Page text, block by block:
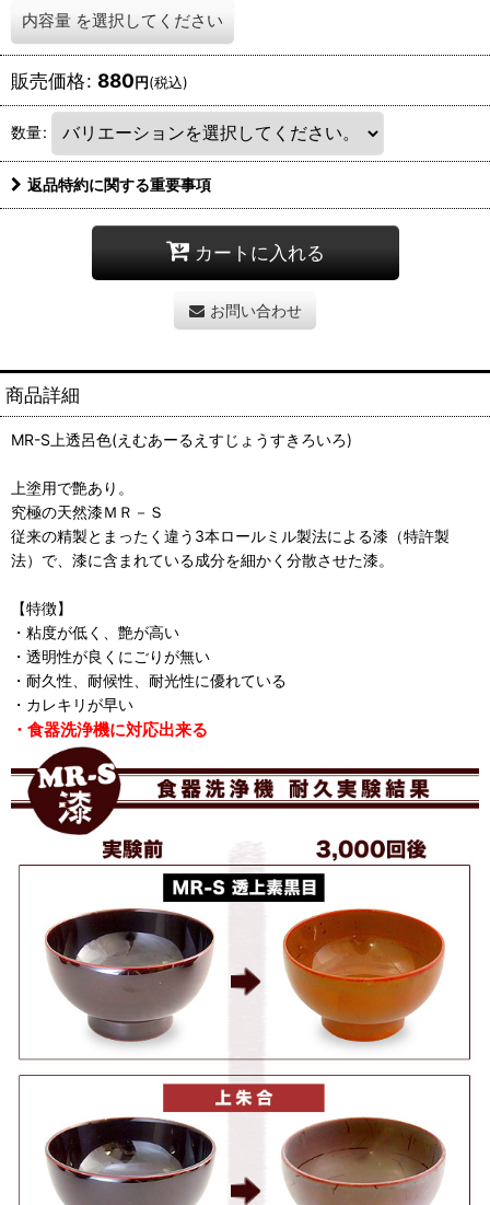
内容量 を選択してください
販売価格: 880円(税込)
数量:
返品特約に関する重要事項
カートに入れる
お問い合わせ
商品詳細
MR-S上透呂色(えむあーるえすじょうすきろいろ)
上塗用で艶あり。
究極の天然漆ＭＲ－Ｓ
従来の精製とまったく違う3本ロールミル製法による漆（特許製
法）で、漆に含まれている成分を細かく分散させた漆。
【特徴】
・粘度が低く、艶が高い
・透明性が良くにごりが無い
・耐久性、耐候性、耐光性に優れている
・カレキリが早い
・食器洗浄機に対応出来る